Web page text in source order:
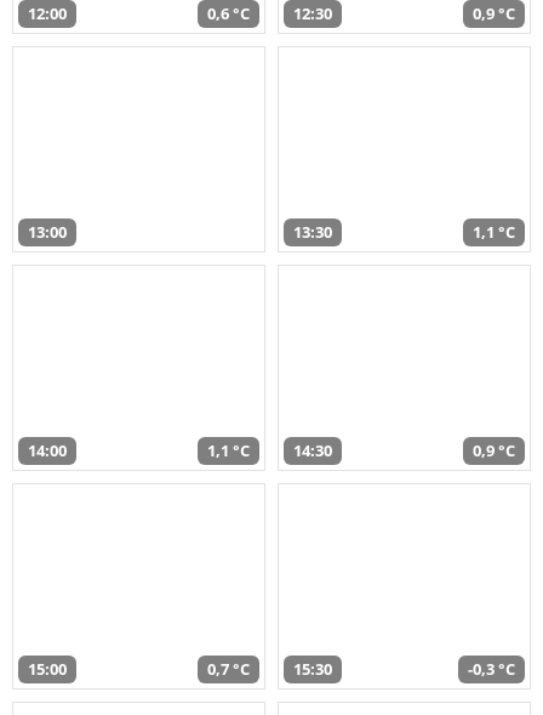
12:00 0,6 °C 12:30 0,9 °C
13:00 13:30 1,1 °C
14:00 1,1 °C 14:30 0,9 °C
15:00 0,7 °C 15:30 -0,3 °C